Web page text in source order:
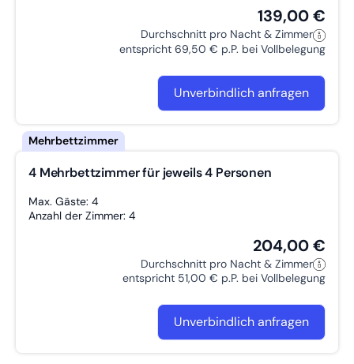
139,00 €
Durchschnitt pro Nacht & Zimmer
entspricht 69,50 € p.P. bei Vollbelegung
Unverbindlich anfragen
4 Mehrbettzimmer für jeweils 4 Personen
Max. Gäste: 4
Anzahl der Zimmer: 4
204,00 €
Durchschnitt pro Nacht & Zimmer
entspricht 51,00 € p.P. bei Vollbelegung
Unverbindlich anfragen